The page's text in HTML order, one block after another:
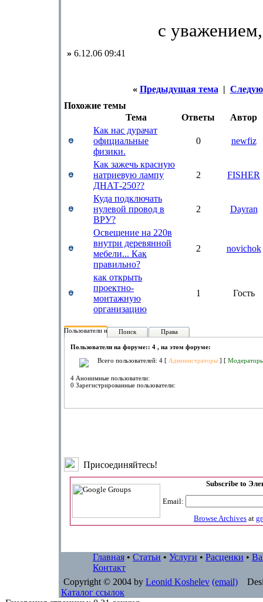
с
» 6.12.06 09:41
« Предыдущая тема |
Похожие темы
Тема
Ответы
Автор
Как нас дурачат
официальные
физики.
0 newfiz
Как зажечь красную
натриевую лампу
ДНАТ-250??
2 FISHER
Куда подключать
нулевой провод в
ВРУ?
2 Dayran
Освещение на 220в
внутри деревянной
мебели... Как
правильно?
2 novichok
как открыть
проектно-
монтажную
организацию
1 Гость
Пользователи на форуме:
Поиск Права
Пользователи на форуме:: 4 , на этом форуме:
Всего пользователей: 4 [ Администраторы ] [
4 Анонимные пользователи:
0 Зарегистрированные пользователи:
Присоединяйтесь!
Subscribe to
Email:
Browse Archives at
Главная • Статьи • Услуги • Расценки •
Контакт
Copyright © 2004 by Leonid Koshelev (email)
Каталог ссылок